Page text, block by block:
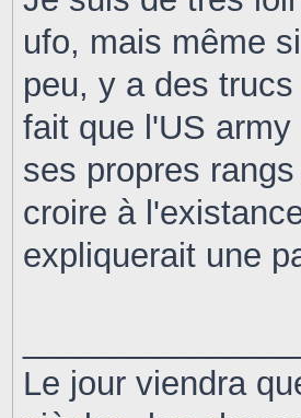
ufo, mais même
peu, y a des
fait que l'US
ses propres
croire à
expliquerait une
Le jour viendra